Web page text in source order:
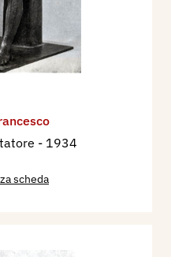
- 1934
scheda